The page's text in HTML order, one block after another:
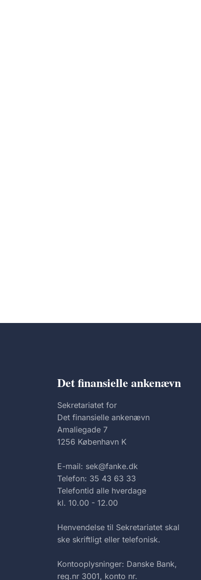
Det finansielle ankenævn
Sekretariatet for
Det finansielle ankenævn
Amaliegade 7
1256 København K
E-mail: sek@fanke.dk
Telefon: 35 43 63 33
Telefontid alle hverdage
kl. 10.00 - 12.00
Henvendelse til Sekretariatet skal
ske skriftligt eller telefonisk.
Kontooplysninger: Danske Bank,
reg.nr 3001, konto nr.